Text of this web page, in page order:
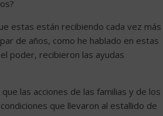
estas están recibiendo cada vez más
de años, como he hablado en estas
poder, recibieron las ayudas
las acciones de las familias y de los
que llevaron al estallido de